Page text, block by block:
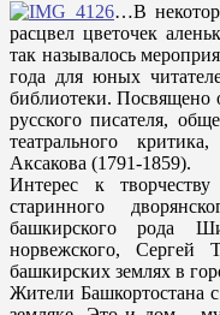
…В
расцвел цветочек
так называлось
года для юных
библиотеки. Посвящено
русского писателя,
театрального
Аксакова (1791-1859).
Интерес к
старинного
башкирского рода
норвежского,
башкирских землях в
Жители Башкортостана